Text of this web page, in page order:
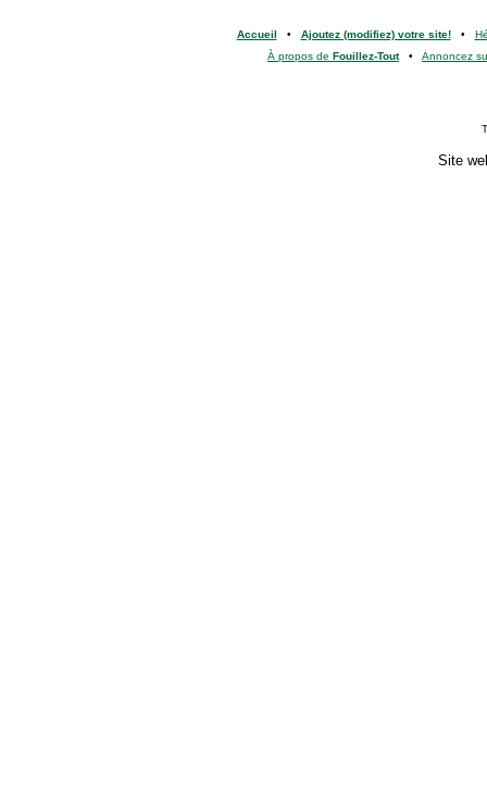
Accueil • Ajoutez (modifiez) votre site!•
À propos de Fouillez-Tout• Annoncez
Site